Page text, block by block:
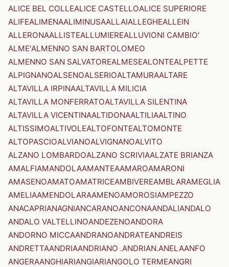
ALICE BEL COLLEALICE CASTELLOALICE SUPERIORE
ALIFEALIMENAALIMINUSAALLAIALLEGHEALLEIN
ALLERONAALLISTEALLUMIEREALLUVIONI CAMBIO'
ALME'ALMENNO SAN BARTOLOMEO
ALMENNO SAN SALVATOREALMESEALONTEALPETTE
ALPIGNANOALSENOALSERIOALTAMURAALTARE
ALTAVILLA IRPINAALTAVILLA MILICIA
ALTAVILLA MONFERRATOALTAVILLA SILENTINA
ALTAVILLA VICENTINAALTIDONAALTILIAALTINO
ALTISSIMOALTIVOLEALTOFONTEALTOMONTE
ALTOPASCIOALVIANOALVIGNANOALVITO
ALZANO LOMBARDOALZANO SCRIVIAALZATE BRIANZA
AMALFIAMANDOLAAMANTEAAMAROAMARONI
AMASENOAMATOAMATRICEAMBIVEREAMBLARAMEGLIA
AMELIAAMENDOLARAAMENOAMOROSIAMPEZZO
ANACAPRIANAGNIANCARANOANCONAANDALIANDALO
ANDALO VALTELLINOANDEZENOANDORA
ANDORNO MICCAANDRANOANDRATEANDREIS
ANDRETTAANDRIAANDRIANO .ANDRIAN.ANELAANFO
ANGERAANGHIARIANGIARIANGOLO TERMEANGRI